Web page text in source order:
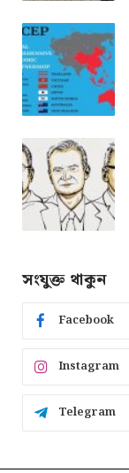
সংযুক্ত থাকুন
Facebook
Instagram
Telegram